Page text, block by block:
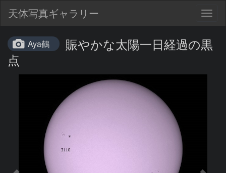
天体写真ギャラリー
Aya鶴
賑やかな太陽一日経過の黒
点